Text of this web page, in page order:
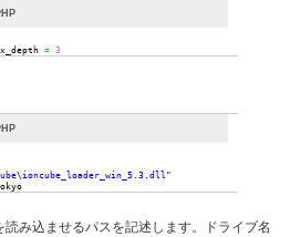
= 3
み込ませるパスを記述します。ドライブ名